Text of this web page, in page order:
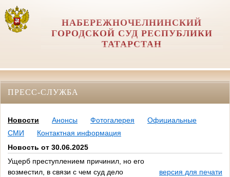
НАБЕРЕЖНОЧЕЛНИНСКИЙ
ГОРОДСКОЙ СУД РЕСПУБЛИКИ
ТАТАРСТАН
ПРЕСС-СЛУЖБА
Новости Анонсы Фотогалерея
Официальные
СМИ
Контактная информация
Новость от 30.06.2025
Ущерб преступлением причинил, но его
возместил, в связи с чем суд дело
версия для печати